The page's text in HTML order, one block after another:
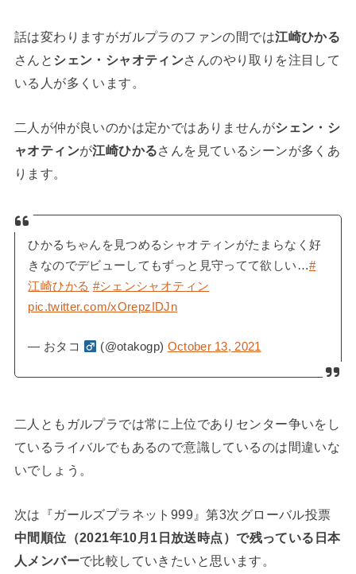
話は変わりますがガルプラのファンの間では江崎ひかる
さんと シェン・シャオティンさんのやり取りを注目して
いる人が多くいます。
二人が仲が良いのかは定かではありませんがシェン・シ
ャオティンが江崎ひかるさんを見ているシーンが多くあ
ります。
ひかるちゃんを見つめるシャオティンがたまらなく好
きなのでデビューしてもずっと見守ってて欲しい…#
江崎ひかる #シェンシャオティン
pic.twitter.com/xOrepzIDJn
— おタコ (@otakogp) October 13, 2021
二人ともガルプラでは常に上位でありセンター争いをし
ているライバルでもあるので意識しているのは間違いな
いでしょう。
次は『ガールズプラネット999』第3次グローバル投票
中間順位（2021年10月1日放送時点）で残っている日本
人メンバーで比較していきたいと思います。